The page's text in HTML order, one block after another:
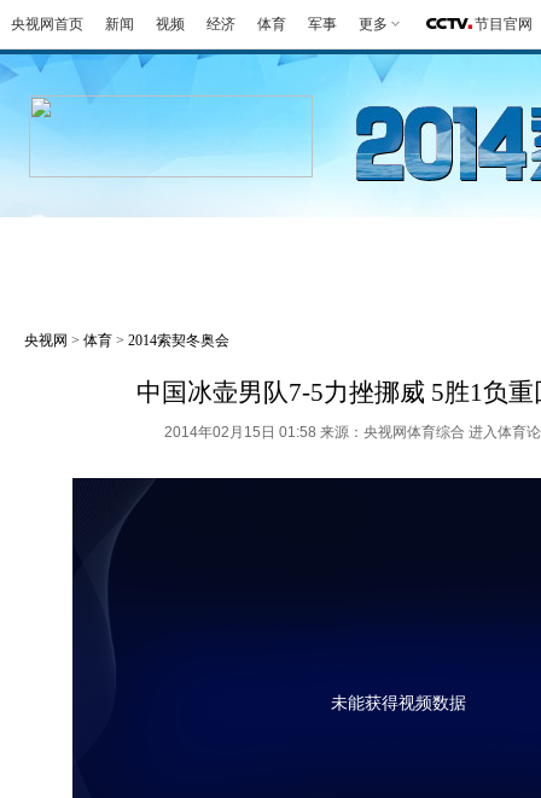
央视网首页 新闻 视频 经济 体育 军事 更多 节目官网
央视网 > 体育 > 2014索契冬奥会
中国冰壶男队7-5力挫挪威 5胜1负
2014年02月15日 01:58 来源：央视网体育综合进入体育
未能获得视频数据